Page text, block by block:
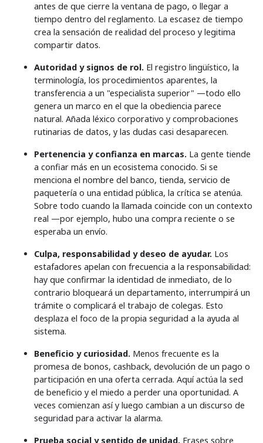
antes de que cierre la ventana de pago, o llegar a
tiempo dentro del reglamento. La escasez de tiempo
crea la sensación de realidad del proceso y legitima
compartir datos.
Autoridad y signos de rol. El registro lingüístico, la
terminología, los procedimientos aparentes, la
transferencia a un "especialista superior" —todo ello
genera un marco en el que la obediencia parece
natural. Añada léxico corporativo y comprobaciones
rutinarias de datos, y las dudas casi desaparecen.
Pertenencia y confianza en marcas. La gente tiende
a confiar más en un ecosistema conocido. Si se
menciona el nombre del banco, tienda, servicio de
paquetería o una entidad pública, la crítica se atenúa.
Sobre todo cuando la llamada coincide con un contexto
real —por ejemplo, hubo una compra reciente o se
esperaba un envío.
Culpa, responsabilidad y deseo de ayudar. Los
estafadores apelan con frecuencia a la responsabilidad:
hay que confirmar la identidad de inmediato, de lo
contrario bloqueará un departamento, interrumpirá un
trámite o complicará el trabajo de colegas. Esto
desplaza el foco de la propia seguridad a la ayuda al
sistema.
Beneficio y curiosidad. Menos frecuente es la
promesa de bonos, cashback, devolución de un pago o
participación en una oferta cerrada. Aquí actúa la sed
de beneficio y el miedo a perder una oportunidad. A
veces comienzan así y luego cambian a un discurso de
seguridad para activar la alarma.
Prueba social y sentido de unidad. Frases sobre